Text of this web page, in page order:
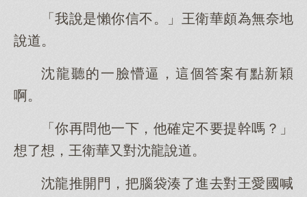
「我說是懶你信不。」王衛華頗為無奈地
說道。
沈龍聽的一臉懵逼，這個答案有點新穎
啊。
「你再問他一下，他確定不要提幹嗎？」
想了想，王衛華又對沈龍說道。
沈龍推開門，把腦袋湊了進去對王愛國喊